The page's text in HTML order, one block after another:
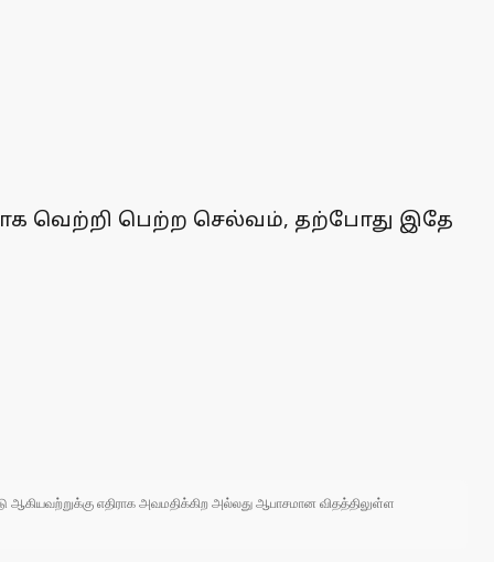
வெற்றி பெற்ற செல்வம், தற்போது இதே
ஆகியவற்றுக்கு எதிராக அவமதிக்கிற அல்லது ஆபாசமான விதத்திலுள்ள